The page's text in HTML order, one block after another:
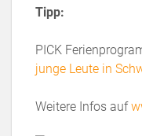
Tipp:
PICK
junge Leute in
Weitere Infos auf